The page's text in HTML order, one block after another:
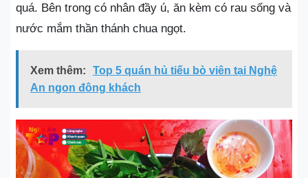
quá. Bên trong có nhân đầy ú, ăn kèm có rau sống và
nước mắm thần thánh chua ngọt.
Xem thêm:
Top 5 quán hủ tiếu bò viên tại Nghệ
An ngon đông khách